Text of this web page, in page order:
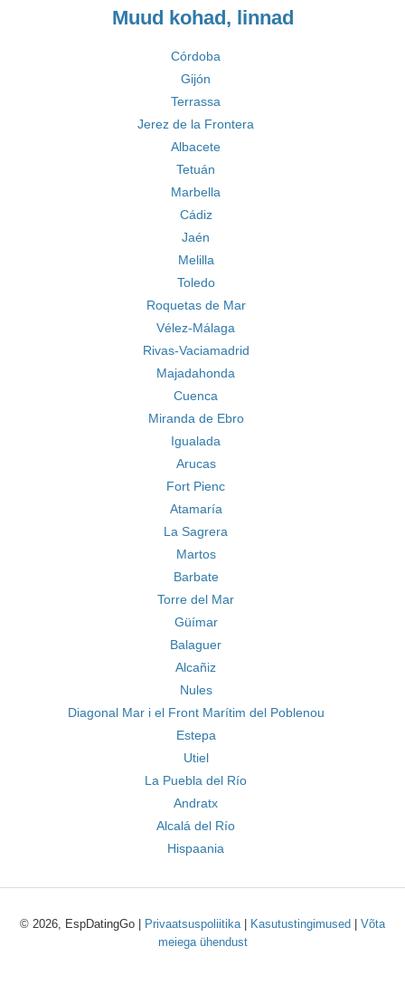
Muud kohad, linnad
Córdoba
Gijón
Terrassa
Jerez de la Frontera
Albacete
Tetuán
Marbella
Cádiz
Jaén
Melilla
Toledo
Roquetas de Mar
Vélez-Málaga
Rivas-Vaciamadrid
Majadahonda
Cuenca
Miranda de Ebro
Igualada
Arucas
Fort Pienc
Atamaría
La Sagrera
Martos
Barbate
Torre del Mar
Güímar
Balaguer
Alcañiz
Nules
Diagonal Mar i el Front Marítim del Poblenou
Estepa
Utiel
La Puebla del Río
Andratx
Alcalá del Río
Hispaania
© 2026, EspDatingGo | Privaatsuspoliitika| Kasutustingimused
Võta
meiega ühendust